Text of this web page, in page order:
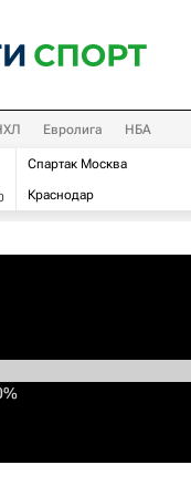
Евролига НБА
Спартак Москва
Краснодар